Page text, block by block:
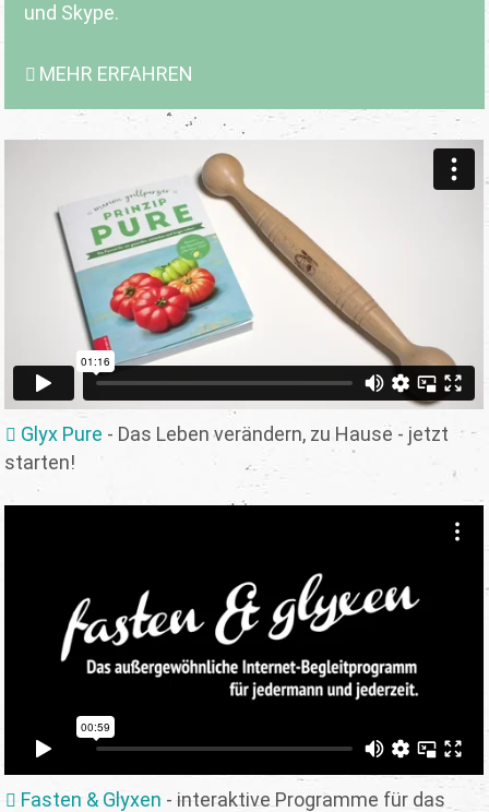
und Skype.
MEHR ERFAHREN
Glyx Pure - Das Leben verändern, zu Hause - jetzt
starten!
Fasten & Glyxen - interaktive Programme für das